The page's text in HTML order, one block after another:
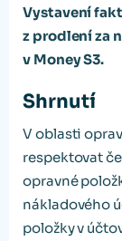
Vystavení
z prodlení za
v Money S3.
Shrnutí
V oblasti
respektovat
opravné
nákladového
položky v